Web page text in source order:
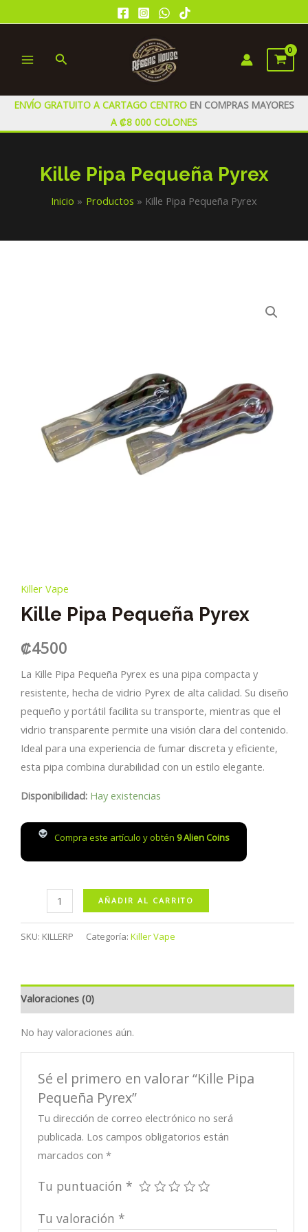
al
MENU
Buscar
ENVÍO GRATUITO A CARTAGO CENTRO EN COMPRAS MAYORES
A ₡8 000 COLONES
Kille Pipa Pequeña Pyrex
Inicio Productos Kille Pipa Pequeña Pyrex
Killer Vape
Kille Pipa Pequeña Pyrex
₡4500
La Kille Pipa Pequeña Pyrex es una pipa compacta y
resistente, hecha de vidrio Pyrex de alta calidad. Su diseño
pequeño y portátil facilita su transporte, mientras que el
vidrio transparente permite una visión clara del contenido.
Ideal para una experiencia de fumar discreta y eficiente,
esta pipa combina durabilidad con un estilo elegante.
Disponibilidad: Hay existencias
Compra este artículo y obtén 9Alien Coins
Pequeña
AÑADIR AL CARRITO
SKU: KILLERP Categoría: Killer Vape
Valoraciones (0)
No hay valoraciones aún.
Sé el primero en valorar “Kille Pipa
Pequeña Pyrex”
Tu dirección de correo electrónico no será
publicada. Los campos obligatorios están
marcados con*
Tu puntuación *
Tu valoración *